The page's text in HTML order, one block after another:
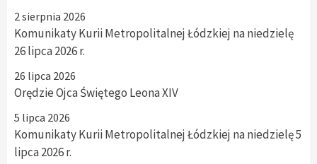
2 sierpnia 2026
Komunikaty Kurii Metropolitalnej Łódzkiej na niedzielę
26 lipca 2026 r.
26 lipca 2026
Orędzie Ojca Świętego Leona XIV
5 lipca 2026
Komunikaty Kurii Metropolitalnej Łódzkiej na niedzielę 5
lipca 2026 r.